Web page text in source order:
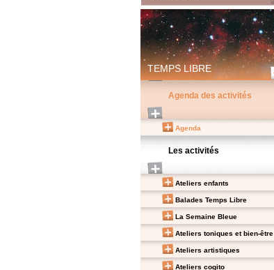
TEMPS LIBRE
Agenda des activités
Agenda
Les activités
Ateliers enfants
Balades Temps Libre
La Semaine Bleue
Ateliers toniques et bien-être
Ateliers artistiques
Ateliers cogito